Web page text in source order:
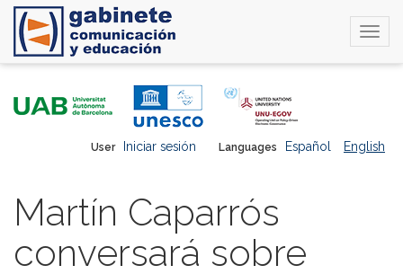
Languages Español English
User Iniciar sesión
Martín Caparrós
conversará sobre